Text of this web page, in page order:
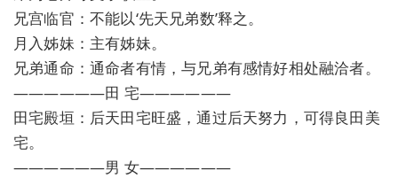
兄宫临官：不能以‘先天兄弟数’释之。
月入姊妹：主有姊妹。
兄弟通命：通命者有情，与兄弟有感情好相处融洽者。
——————田 宅——————
田宅殿垣：后天田宅旺盛，通过后天努力，可得良田美
宅。
——————男 女——————